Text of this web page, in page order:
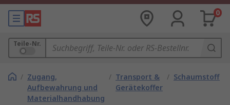
0
Teile-Nr.
/ Zugang,
Aufbewahrung und
Materialhandhabung
/ Transport &
Gerätekoffer
/